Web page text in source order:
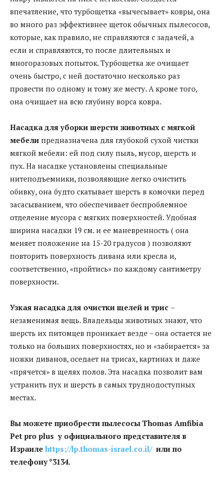
впечатление, что турбощетка «вычесывает» ковры, она
во много раз эффективнее щеток обычных пылесосов,
которые, как правило, не справляются с задачей, а
если и справляются, то после длительных и
многоразовых попыток. Турбощетка же очищает
очень быстро, с ней достаточно несколько раз
провести по одному и тому же месту. А кроме того,
она очищает на всю глубину ворса ковра.
Насадка для уборки шерсти животных с мягкой
мебели предназначена для глубокой сухой чистки
мягкой мебели: ей под силу пыль, мусор, шерсть и
пух. На насадке установлены специальные
нитеподъемники, позволяющие легко очистить
обивку, она будто скатывает шерсть в комочки перед
засасыванием, что обеспечивает беспроблемное
отделение мусора с мягких поверхностей. Удобная
ширина насадки 19 см. и ее маневренность ( она
меняет положение на 15-20 градусов ) позволяют
повторить поверхность дивана или кресла и,
соответственно, «пройтись» по каждому сантиметру
поверхности.
Узкая насадка для очистки щелей и трис –
незаменимая вещь. Владельцы животных знают, что
шерсть их питомцев проникает везде – она остается не
только на больших поверхностях, но и «забирается» за
ножки диванов, оседает на трисах, картинах и даже
«прячется» в щелях полов. Эта насадка позволит вам
устранить пух и шерсть в самых труднодоступных
местах.
Вы можете приобрести пылесосы Thomas Amfibia
Pet pro plus у официального представителя в
Израиле https://lp.thomas-israel.co.il/ или по
телефону *3134.